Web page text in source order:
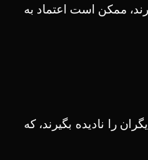
ممکن است اعتماد به
را نادیده بگیرند، که